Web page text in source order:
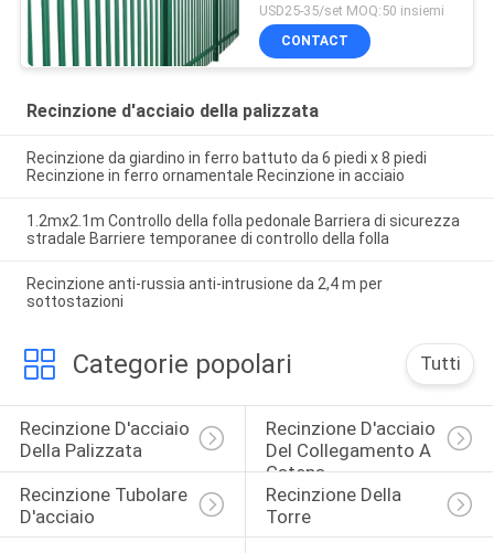
USD25-35/set MOQ:50 insiemi
CONTACT
Recinzione d'acciaio della palizzata
Recinzione da giardino in ferro battuto da 6 piedi x 8 piedi
Recinzione in ferro ornamentale Recinzione in acciaio
1.2mx2.1m Controllo della folla pedonale Barriera di sicurezza
stradale Barriere temporanee di controllo della folla
Recinzione anti-russia anti-intrusione da 2,4 m per
sottostazioni
Categorie popolari Tutti
Recinzione D'acciaio
Della Palizzata
Recinzione D'acciaio
Del Collegamento A
Catena
Recinzione Tubolare
D'acciaio
Recinzione Della
Torre